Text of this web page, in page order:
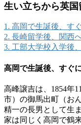
生い立ちから英
1. 高岡で生誕後、す
2. 長崎留学後、関西
3. 工部大学校入学後
高岡で生誕後、すぐ
高峰譲吉は、1854年
市）の御馬出町（お
精一の長男として生
家は同じく高岡で鶴